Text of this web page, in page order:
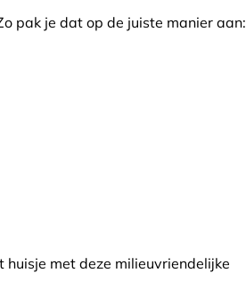
pak je dat op de juiste manier aan:
huisje met deze milieuvriendelijke